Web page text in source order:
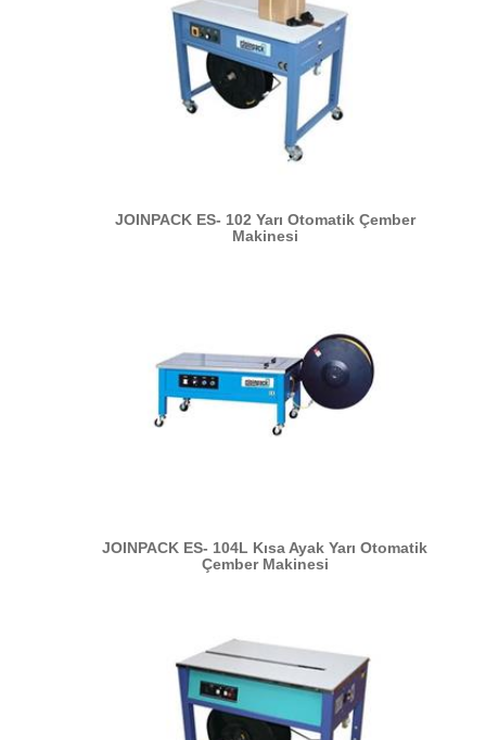
JOINPACK ES- 102 Yarı Otomatik Çember
Makinesi
JOINPACK ES- 104L Kısa Ayak Yarı Otomatik
Çember Makinesi